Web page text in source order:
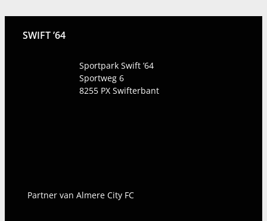
SWIFT ’64
Sportpark Swift ’64
Sportweg 6
8255 PX Swifterbant
Partner van Almere City FC